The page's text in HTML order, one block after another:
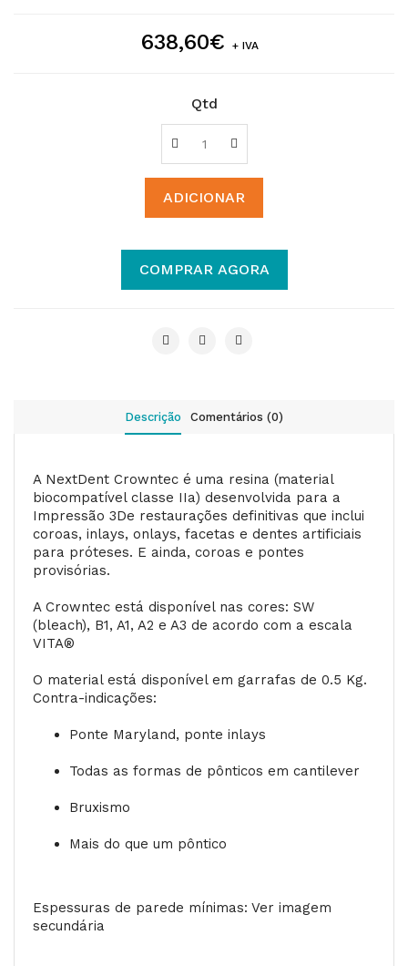
638,60€ + IVA
Qtd
ADICIONAR
COMPRAR AGORA
Descrição Comentários (0)
A NextDent Crowntec é uma resina (material
biocompatível classe IIa) desenvolvida para a
Impressão 3De restaurações definitivas que inclui
coroas, inlays, onlays, facetas e dentes artificiais
para próteses. E ainda, coroas e pontes
provisórias.
A Crowntec está disponível nas cores: SW
(bleach), B1, A1, A2 e A3 de acordo com a escala
VITA®
O material está disponível em garrafas de 0.5 Kg.
Contra-indicações:
Ponte Maryland, ponte inlays
Todas as formas de pônticos em cantilever
Bruxismo
Mais do que um pôntico
Espessuras de parede mínimas: Ver imagem
secundária